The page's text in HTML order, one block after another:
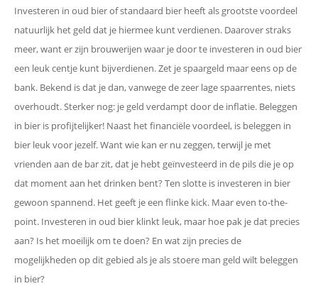
Investeren in oud bier of standaard bier heeft als grootste voordeel
natuurlijk het geld dat je hiermee kunt verdienen. Daarover straks
meer, want er zijn brouwerijen waar je door te investeren in oud bier
een leuk centje kunt bijverdienen. Zet je spaargeld maar eens op de
bank. Bekend is dat je dan, vanwege de zeer lage spaarrentes, niets
overhoudt. Sterker nog: je geld verdampt door de inflatie. Beleggen
in bier is profijtelijker! Naast het financiële voordeel, is beleggen in
bier leuk voor jezelf. Want wie kan er nu zeggen, terwijl je met
vrienden aan de bar zit, dat je hebt geïnvesteerd in de pils die je op
dat moment aan het drinken bent? Ten slotte is investeren in bier
gewoon spannend. Het geeft je een flinke kick. Maar even to-the-
point. Investeren in oud bier klinkt leuk, maar hoe pak je dat precies
aan? Is het moeilijk om te doen? En wat zijn precies de
mogelijkheden op dit gebied als je als stoere man geld wilt beleggen
in bier?